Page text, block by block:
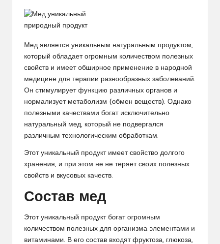
Мед является уникальным натуральным продуктом,
который обладает огромным количеством полезных
свойств и имеет обширное применение в народной
медицине для терапии разнообразных заболеваний.
Он стимулирует функцию различных органов и
нормализует метаболизм (обмен веществ). Однако
полезными качествами богат исключительно
натуральный мед, который не подвергался
различным технологическим обработкам.
Этот уникальный продукт имеет свойство долгого
хранения, и при этом не не теряет своих полезных
свойств и вкусовых качеств.
Состав мед
Этот уникальный продукт богат огромным
количеством полезных для организма элементами и
витаминами. В его состав входят фруктоза, глюкоза,